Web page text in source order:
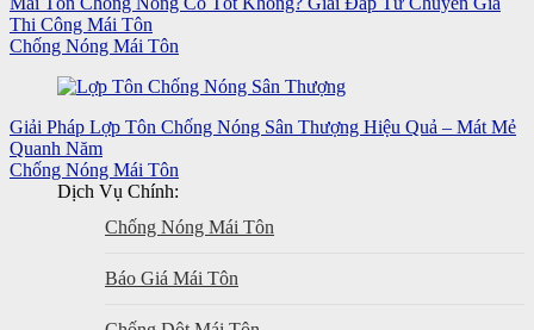
Thi Công Mái Tôn
Chống Nóng Mái Tôn
Giải Pháp Lợp Tôn Chống Nóng Sân Thượng Hiệu Quả – Mát Mẻ
Quanh Năm
Chống Nóng Mái Tôn
Dịch Vụ Chính:
Chống Nóng Mái Tôn
Báo Giá Mái Tôn